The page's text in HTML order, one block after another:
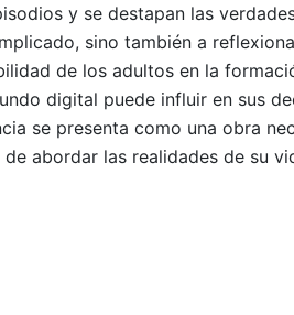
y se destapan las
sino también a
de los adultos en la
digital puede influir en sus
se presenta como una obra
abordar las realidades de su